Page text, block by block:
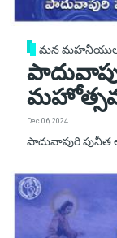
మన
Dec 06, 2024
పాదువాపురి